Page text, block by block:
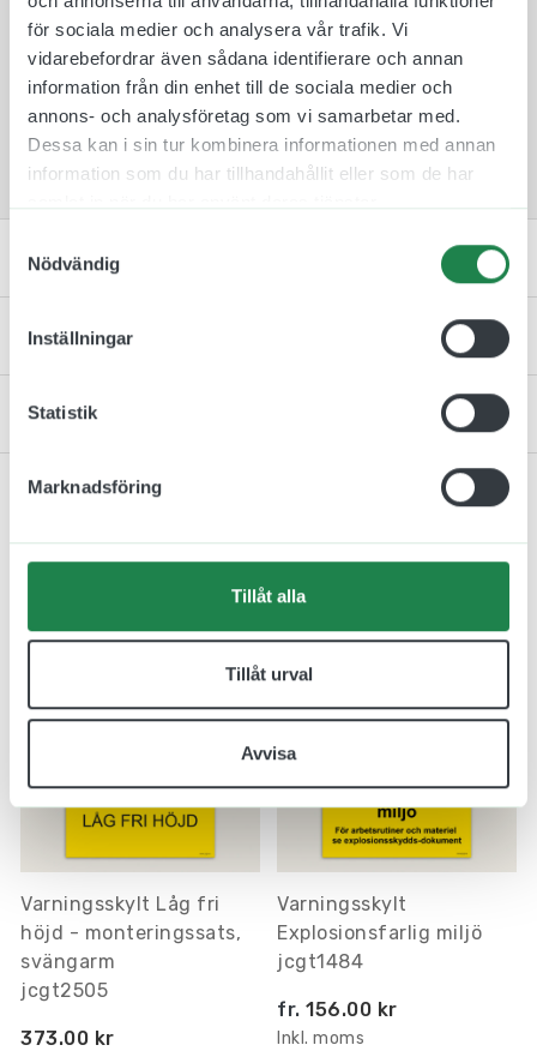
för sociala medier och analysera vår trafik. Vi
vidarebefordrar även sådana identifierare och annan
information från din enhet till de sociala medier och
annons- och analysföretag som vi samarbetar med.
Dessa kan i sin tur kombinera informationen med annan
information som du har tillhandahållit eller som de har
Nödvändig
Inställningar
Statistik
Marknadsföring
Tillåt alla
Tillåt urval
Avvisa
finns på marknaden. Tillverkningen sker i Göteborg
och har ni några frågor eller önskemål så är ni
välkomna att höra av er.
Notera att våra dekaler sälj i paket på 5 st.
Dessa säljs med andra ord inte styckvis!
Artikelnummer & Material
Specifiktaion
Kontakta oss
Relaterade produkter
Varningsskylt Låg fri
höjd - monteringssats,
svängarm
jcgt2505
373.00 kr
Varningsskylt
Explosionsfarlig miljö
jcgt1484
fr. 156.00 kr
Inkl. moms